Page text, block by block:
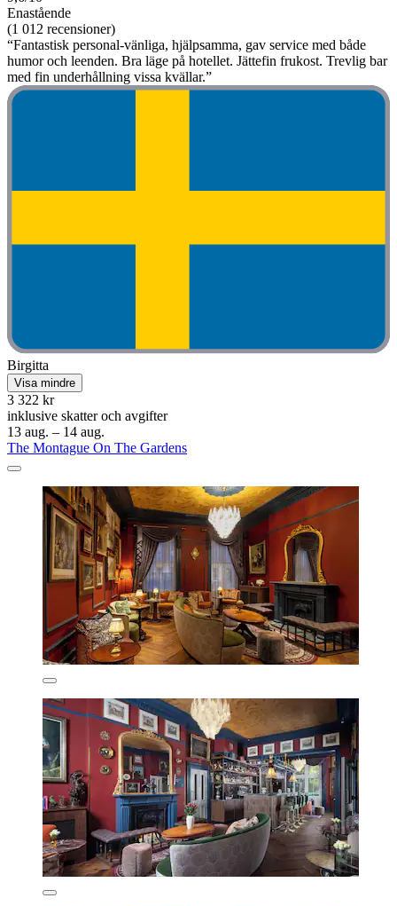
Enastående
(1 012 recensioner)
“Fantastisk personal-vänliga, hjälpsamma, gav service med både
humor och leenden. Bra läge på hotellet. Jättefin frukost. Trevlig bar
med fin underhållning vissa kvällar.”
Birgitta
Visa mindre
3 322 kr
inklusive skatter och avgifter
13 aug. – 14 aug.
The Montague On The Gardens